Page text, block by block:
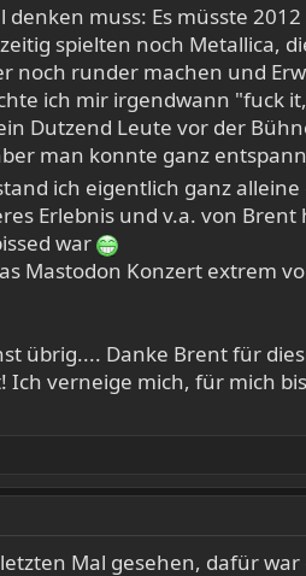
muss: Es müsste 2012
spielten noch Metallica,
noch runder machen und
ich mir irgendwann "fuck
Dutzend Leute vor der
man konnte ganz
ich eigentlich ganz
Erlebnis und v.a. von Brent
war
Mastodon Konzert extrem
übrig.... Danke Brent für
verneige mich, für mich
Mal gesehen, dafür war